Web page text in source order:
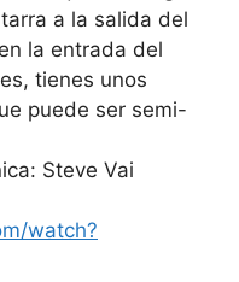
a la salida del
la entrada del
tienes unos
puede ser semi-
Steve Vai
watch?